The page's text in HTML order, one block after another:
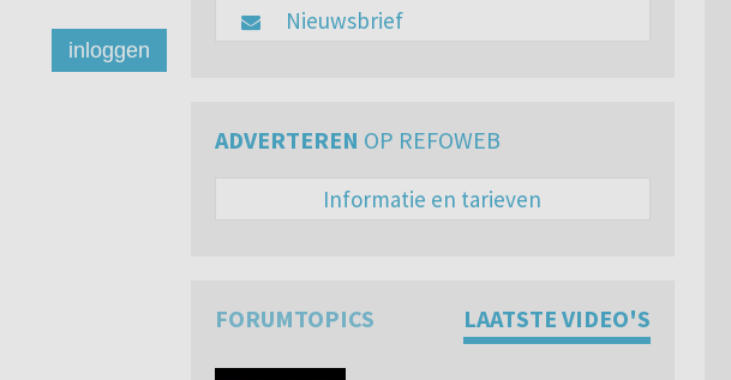
inloggen
Nieuwsbrief
ADVERTEREN OP REFOWEB
Informatie en tarieven
FORUMTOPICS LAATSTE VIDEO'S